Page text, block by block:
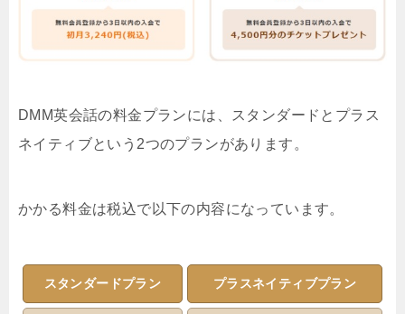
DMM英会話の料金プランには、スタンダードとプラス
ネイティブという2つのプランがあります。
かかる料金は税込で以下の内容になっています。
スタンダードプラン プラスネイティブプラン